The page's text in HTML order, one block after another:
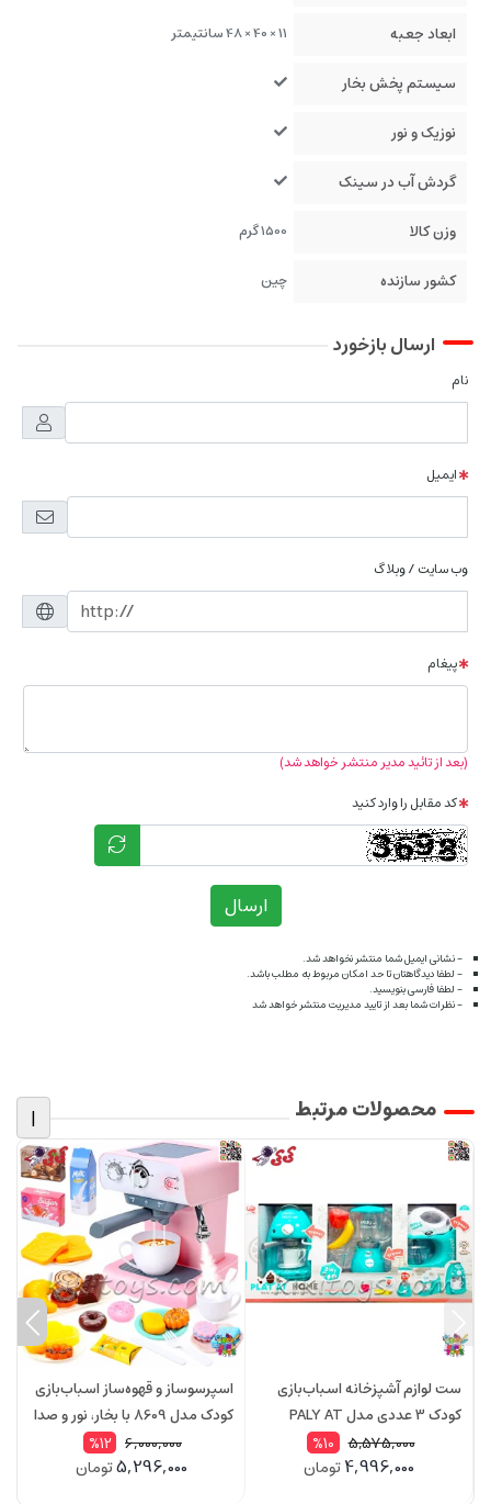
ابعاد جعبه 11 × 40 × 48 سانتیمتر
سیستم پخش بخار
نوزیک و نور
گردش آب در سینک
وزن کالا
1500 گرم
کشور سازنده چین
ارسال بازخورد
نام
ایمیل
وب سایت / وبلاگ
پیغام
(بعد از تائید مدیر منتشر خواهد شد)
کد مقابل را وارد کنید
ارسال
- نشانی ایمیل شما منتشر نخواهد شد.
- لطفا دیدگاهتان تا حد امکان مربوط به مطلب باشد.
- لطفا فارسی بنویسید.
- نظرات شما بعد از تایید مدیریت منتشر خواهد شد
محصولات مرتبط |
ست لوازم آشپزخانه اسباب‌بازی
کودک 3 عددی مدل PALY AT
HOME 2578 – قهوه ساز، همزن و
مخلوط‌کن
5,575,000
%10
4,996,000تومان
اسپرسوساز و قهوه‌ساز اسباب‌بازی
کودک مدل 8609 با بخار، نور و صدا
| ست آشپزخانه و دسر بازی واقعی
6,000,000
%12
5,296,000تومان